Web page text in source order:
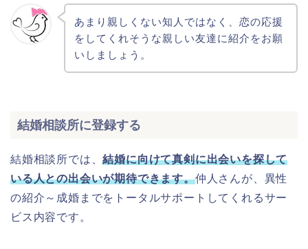
あまり親しくない知人ではなく、恋の応援
をしてくれそうな親しい友達に紹介をお願
いしましょう。
結婚相談所に登録する
結婚相談所では、結婚に向けて真剣に出会いを探して
いる人との出会いが期待できます。仲人さんが、異性
の紹介～成婚までをトータルサポートしてくれるサー
ビス内容です。